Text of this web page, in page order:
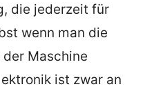
die jederzeit für
wenn man die
Maschine
ist zwar an